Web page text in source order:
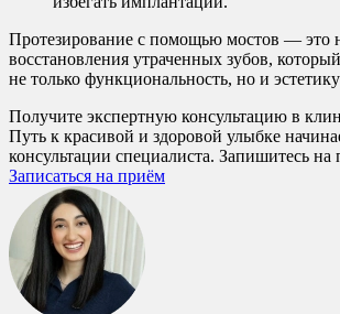
Протезирование с помощью мостов — это
восстановления утраченных зубов,
не только функциональность, но и
Получите экспертную консультацию в
Путь к красивой и здоровой улыбке
консультации специалиста. Запишитесь на
Записаться на приём